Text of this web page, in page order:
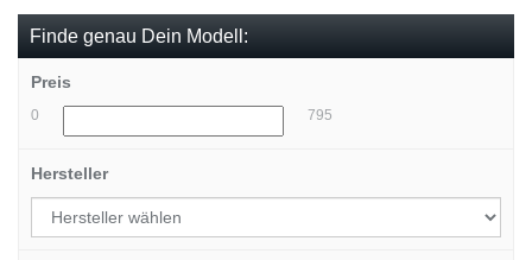
Finde genau Dein Modell:
Preis
0 795
Hersteller